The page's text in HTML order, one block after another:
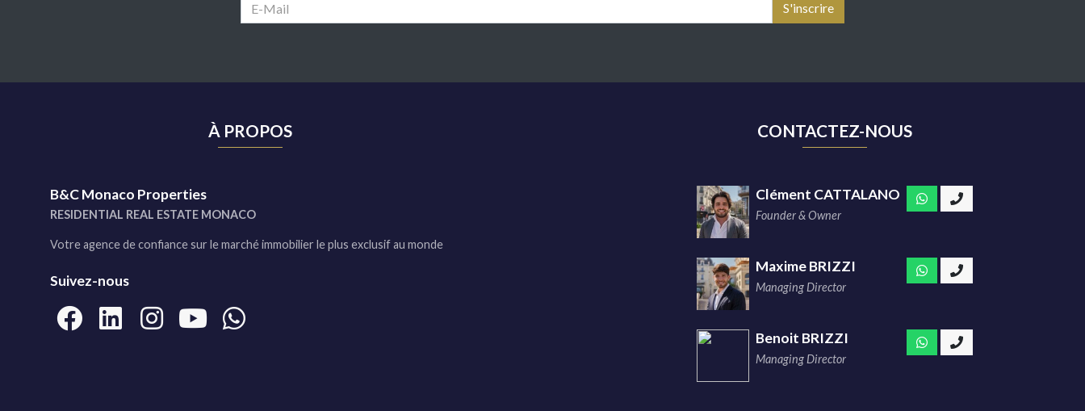
À PROPOS
B&C Monaco Properties
RESIDENTIAL REAL ESTATE MONACO
Votre agence de confiance sur le marché immobilier le plus exclusif au monde
Suivez-nous
CONTACTEZ-NOUS
Clément CATTALANO
Founder & Owner
Maxime BRIZZI
Managing Director
Benoit BRIZZI
Managing Director